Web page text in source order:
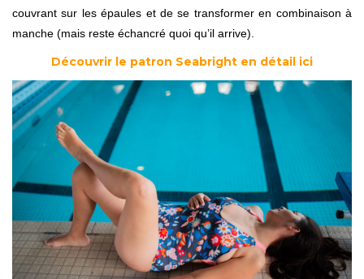
couvrant sur les épaules et de se transformer en combinaison à
manche (mais reste échancré quoi qu’il arrive).
Découvrir le patron Seabright en détail ici